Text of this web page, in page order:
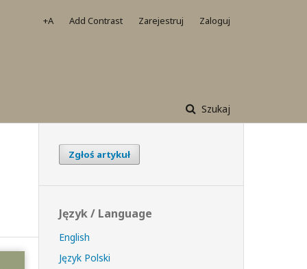
Szukaj
+A Add Contrast Zarejestruj Zaloguj
Zgłoś artykuł
Język / Language
English
Język Polski